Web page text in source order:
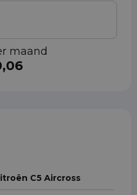
maand
C5 Aircross